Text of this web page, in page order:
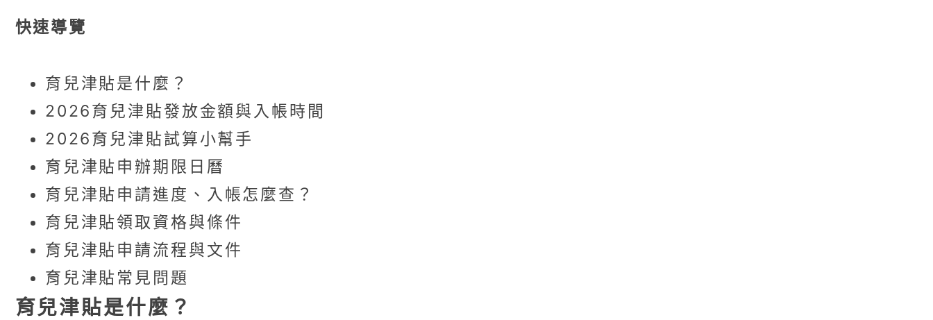
快速導覽
育兒津貼是什麼？
2026育兒津貼發放金額與入帳時間
2026育兒津貼試算小幫手
育兒津貼申辦期限日曆
育兒津貼申請進度、入帳怎麼查？
育兒津貼領取資格與條件
育兒津貼申請流程與文件
育兒津貼常見問題
育兒津貼是什麼？